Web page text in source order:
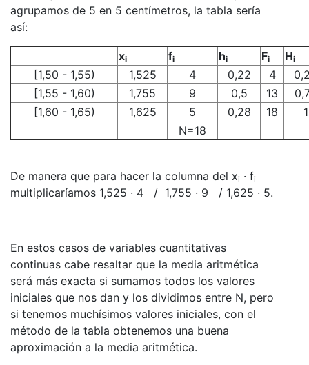
agrupamos de 5 en 5 centímetros, la tabla sería
así:
xi fi hi Fi Hi
[1,50 - 1,55) 1,525 4 0,22 4
[1,55 - 1,60)
1,755 9 0,5 13
[1,60 - 1,65)
1,625 5 0,28 18
1
N=18
De manera que para hacer la columna del xi · fi
multiplicaríamos 1,525 · 4 / 1,755 · 9 / 1,625 · 5.
En estos casos de variables cuantitativas
continuas cabe resaltar que la media aritmética
será más exacta si sumamos todos los valores
iniciales que nos dan y los dividimos entre N, pero
si tenemos muchísimos valores iniciales, con el
método de la tabla obtenemos una buena
aproximación a la media aritmética.